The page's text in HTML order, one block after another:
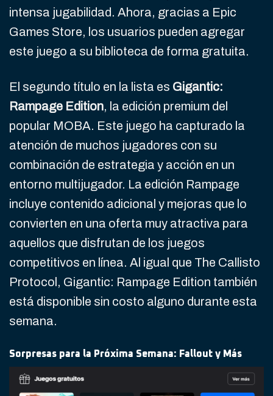
intensa jugabilidad. Ahora, gracias a Epic
Games Store, los usuarios pueden agregar
este juego a su biblioteca de forma gratuita.
El segundo título en la lista es Gigantic:
Rampage Edition, la edición premium del
popular MOBA. Este juego ha capturado la
atención de muchos jugadores con su
combinación de estrategia y acción en un
entorno multijugador. La edición Rampage
incluye contenido adicional y mejoras que lo
convierten en una oferta muy atractiva para
aquellos que disfrutan de los juegos
competitivos en línea. Al igual que The Callisto
Protocol, Gigantic: Rampage Edition también
está disponible sin costo alguno durante esta
semana.
Sorpresas para la Próxima Semana: Fallout y Más